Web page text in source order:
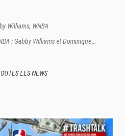
: Gabby Williams et Dominique
Williams, WNBA
LES NEWS